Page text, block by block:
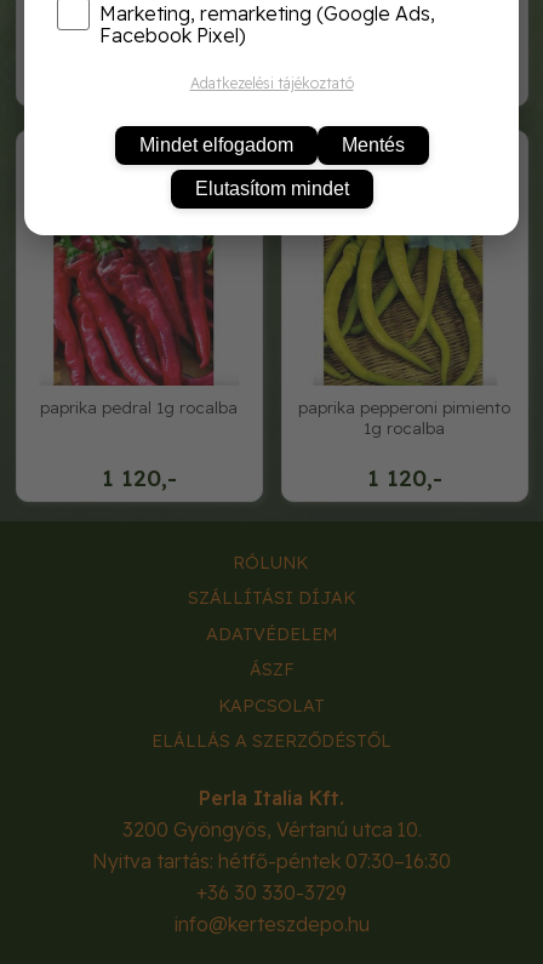
paprika largo de reus 1g
rocalba
paprika padron 1g rocalba
SHBN1202
1 120,-
paprika pedral 1g rocalba
1 120,-
paprika pepperoni pimiento
1g rocalba
RÓLUNK
SZÁLLÍTÁSI DÍJAK
ADATVÉDELEM
ÁSZF
KAPCSOLAT
ELÁLLÁS A SZERZŐDÉSTŐL
Perla Italia Kft.
3200 Gyöngyös, Vértanú utca 10.
Nyitva tartás: hétfő-péntek 07:30–16:30
+36 30 330-3729
info@kerteszdepo.hu
Marketing, remarketing (Google Ads,
Facebook Pixel)
Adatkezelési tájékoztató
Mindet elfogadom Mentés
Elutasítom mindet